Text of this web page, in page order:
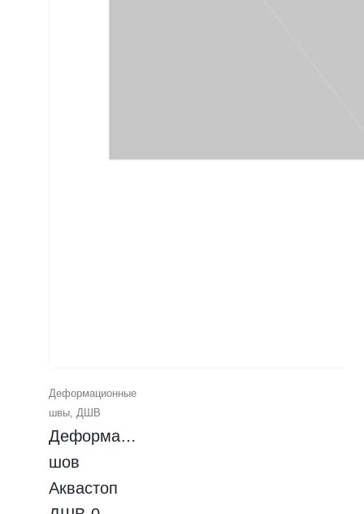
Деформационные
швы ДШВ
Деформационный
шов
Аквастоп